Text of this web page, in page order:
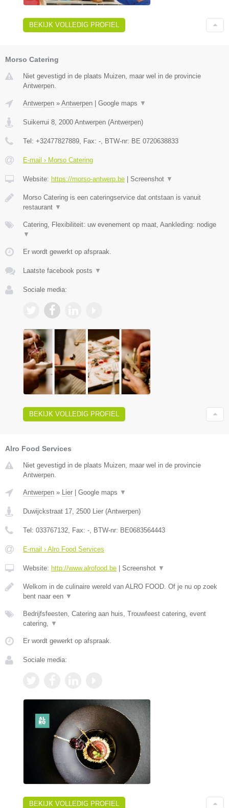
BEKIJK VOLLEDIG PROFIEL
Morso Catering
Niet gevestigd in de plaats Muizen, maar wel in de provincie
Antwerpen.
Antwerpen » Antwerpen Google maps ▼
Suikerrui 8, 2000 Antwerpen (Antwerpen)
Tel: +32477827889, Fax: -, BTW-nr: BE 0720638833
E-mail › Morso Catering
Website: https://morso-antwerp.be Screenshot ▼
Morso Catering is een cateringservice dat ontstaan is vanuit
restaurant ▼
Catering, Flexibiliteit: uw evenement op maat, Aankleding: nodige
▼
Er wordt gewerkt op afspraak.
Laatste facebook posts ▼
Sociale media:
BEKIJK VOLLEDIG PROFIEL
Alro Food Services
Niet gevestigd in de plaats Muizen, maar wel in de provincie
Antwerpen.
Antwerpen » Lier Google maps ▼
Duwijckstraat 17, 2500 Lier (Antwerpen)
Tel: 033767132, Fax: -, BTW-nr: BE0683564443
E-mail › Alro Food Services
Website: http://www.alrofood.be Screenshot ▼
Welkom in de culinaire wereld van ALRO FOOD. Of je nu op zoek
bent naar een ▼
Bedrijfsfeesten, Catering aan huis, Trouwfeest catering, event
catering, ▼
Er wordt gewerkt op afspraak.
Sociale media:
BEKIJK VOLLEDIG PROFIEL